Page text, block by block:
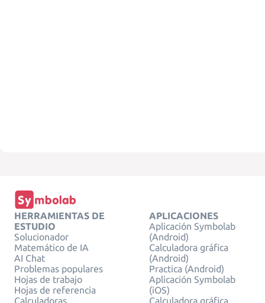
HERRAMIENTAS DE
ESTUDIO
Solucionador
Matemático de IA
AI Chat
Problemas populares
Hojas de trabajo
Hojas de referencia
APLICACIONES
Aplicación Symbolab
(Android)
Calculadora gráfica
(Android)
Practica (Android)
Aplicación Symbolab
(iOS)